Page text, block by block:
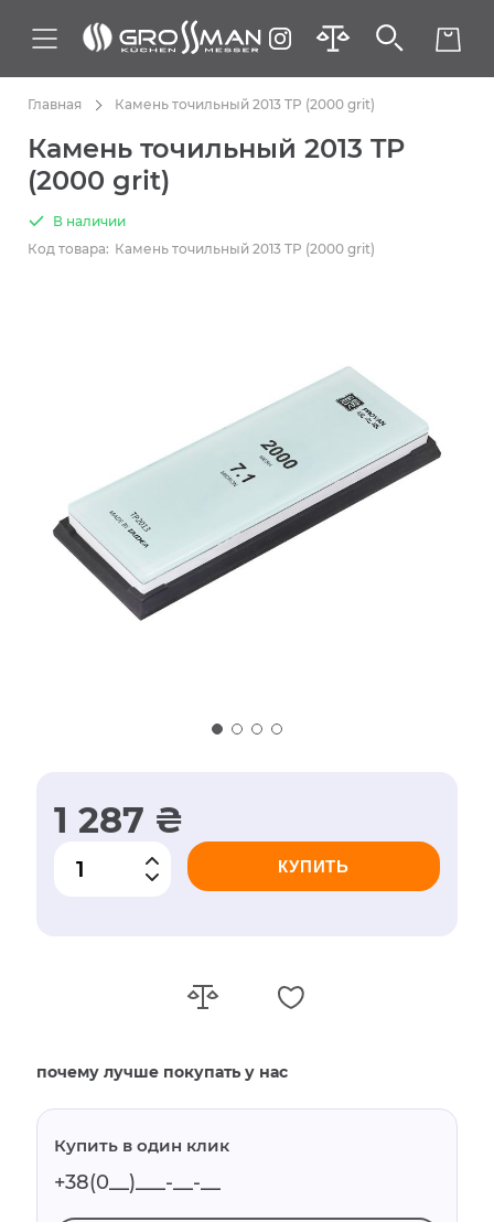
Главная Камень точильный 2013 TP (2000 grit)
Камень точильный 2013 TP
(2000 grit)
В наличии
Код товара: Камень точильный 2013 TP (2000 grit)
1 287 ₴
КУПИТЬ
почему лучше покупать у нас
Купить в один клик